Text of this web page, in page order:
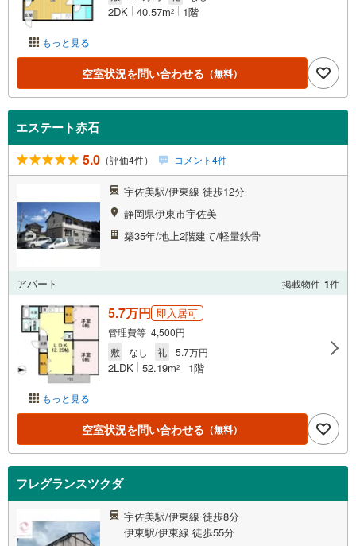
もっと見る
2DK 40.57m2 1階
空室状況を問い合わせる （無料）
エステート赤石
5.0 （評価4件） コメント4件
宇佐美駅/伊東線 徒歩12分
静岡県伊東市宇佐美
築35年/地上2階建て/軽量鉄骨
アパート 掲載物件 1件
もっと見る
5.7万円 即入居可
管理費等 4,500円
敷
なし 礼 5.7万円
2LDK 52.19m2 1階
空室状況を問い合わせる （無料）
フレグランスツクダ
宇佐美駅/伊東線 徒歩8分
伊東駅/伊東線 徒歩55分